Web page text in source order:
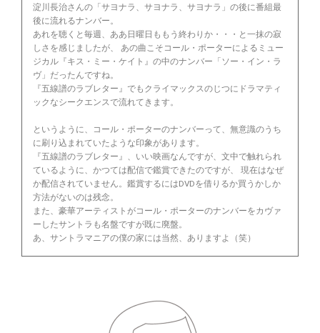
淀川長治さんの「サヨナラ、サヨナラ、サヨナラ」の後に番組最
後に流れるナンバー。
あれを聴くと毎週、ああ日曜日ももう終わりか・・・と一抹の寂
しさを感じましたが、 あの曲こそコール・ポーターによるミュー
ジカル『キス・ミー・ケイト』の中のナンバー「ソー・イン・ラ
ヴ」だったんですね。
『五線譜のラブレター』でもクライマックスのじつにドラマティ
ックなシークエンスで流れてきます。
というように、コール・ポーターのナンバーって、無意識のうち
に刷り込まれていたような印象があります。
『五線譜のラブレター』、いい映画なんですが、文中で触れられ
ているように、かつては配信で鑑賞できたのですが、 現在はなぜ
か配信されていません。鑑賞するにはDVDを借りるか買うかしか
方法がないのは残念。
また、豪華アーティストがコール・ポーターのナンバーをカヴァ
ーしたサントラも名盤ですが既に廃盤。
あ、サントラマニアの僕の家には当然、ありますよ（笑）